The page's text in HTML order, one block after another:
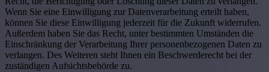
Wenn Sie eine Einwilligung zur Datenverarbeitung erteilt haben,
können Sie diese Einwilligung jederzeit für die Zukunft widerrufen.
Außerdem haben Sie das Recht, unter bestimmten Umständen die
Einschränkung der Verarbeitung Ihrer personenbezogenen Daten zu
verlangen. Des Weiteren steht Ihnen ein Beschwerderecht bei der
zuständigen Aufsichtsbehörde zu.